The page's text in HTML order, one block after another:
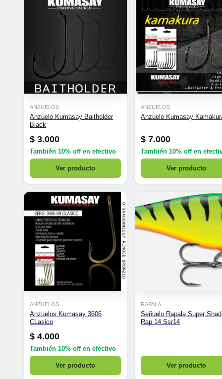
ANZUELOS
Anzuelo Kumasay Baitholder
Black
$ 3.000
También 10% offen efectivo
Ver producto
ANZUELOS
Anzuelo Kumasay
$ 7.000
También 10% offen
Ver producto
ANZUELOS
Anzuelos Kumasay 3606
CLasico
$ 4.000
También 10% offen efectivo
Ver producto
RAPALA
Señuelo Rapala Super Shad
Rap 14 Ssr14
Ver producto